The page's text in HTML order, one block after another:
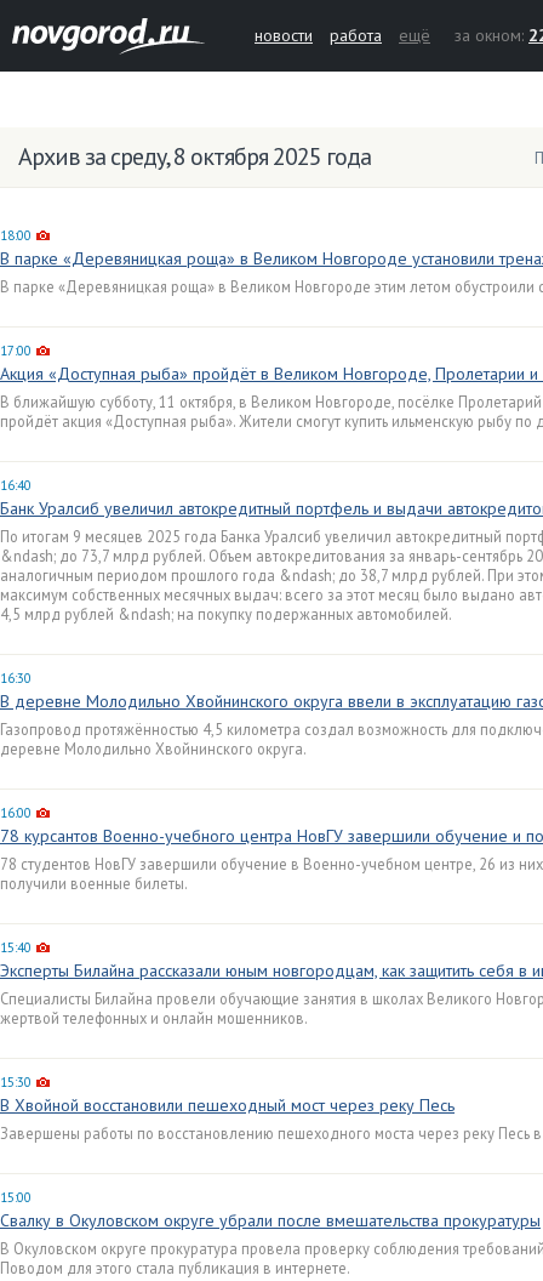
новости работа ещё за окном:
Архив за среду, 8 октября 2025 года
18:00
В парке «Деревяницкая роща» в Великом Новгороде установили
В парке «Деревяницкая роща» в Великом Новгороде этим летом обустроили
17:00
Акция «Доступная рыба» пройдёт в Великом Новгороде, Пролетарии и
В ближайшую субботу, 11 октября, в Великом Новгороде, посёлке
пройдёт акция «Доступная рыба». Жители смогут купить ильменскую рыбу по
16:40
Банк Уралсиб увеличил автокредитный портфель и выдачи
По итогам 9 месяцев 2025 года Банка Уралсиб увеличил автокредитный
&ndash; до 73,7 млрд рублей. Объем автокредитования за январь-сентябрь
аналогичным периодом прошлого года &ndash; до 38,7 млрд рублей. При
максимум собственных месячных выдач: всего за этот месяц было выдано
4,5 млрд рублей &ndash; на покупку подержанных автомобилей.
16:30
В деревне Молодильно Хвойнинского округа ввели в эксплуатацию
Газопровод протяжённостью 4,5 километра создал возможность для
деревне Молодильно Хвойнинского округа.
16:00
78 курсантов Военно-учебного центра НовГУ завершили обучение и
78 студентов НовГУ завершили обучение в Военно-учебном центре, 26 из
получили военные билеты.
15:40
Эксперты Билайна рассказали юным новгородцам, как защитить себя в
Специалисты Билайна провели обучающие занятия в школах Великого
жертвой телефонных и онлайн мошенников.
15:30
В Хвойной восстановили пешеходный мост через реку Песь
Завершены работы по восстановлению пешеходного моста через реку Песь
15:00
Свалку в Окуловском округе убрали после вмешательства прокуратуры
В Окуловском округе прокуратура провела проверку соблюдения
Поводом для этого стала публикация в интернете.